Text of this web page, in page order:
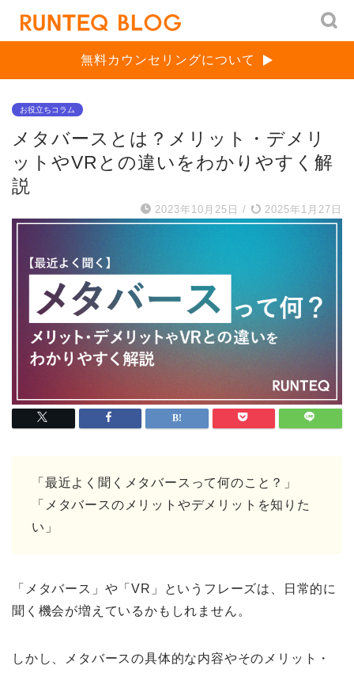
無料カウンセリングについて
お役立ちコラム
メタバースとは？メリット・デメリ
ットやVRとの違いをわかりやすく解
説
2023年10月25日 / 2025年1月27日
「最近よく聞くメタバースって何のこと？」
「メタバースのメリットやデメリットを知りた
い」
「メタバース」や「VR」というフレーズは、日常的に
聞く機会が増えているかもしれません。
しかし、メタバースの具体的な内容やそのメリット・